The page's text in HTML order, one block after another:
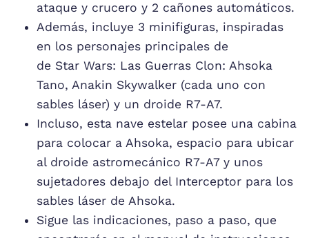
ataque y crucero y 2 cañones automáticos.
Además, incluye 3 minifiguras, inspiradas
en los personajes principales de
de Star Wars: Las Guerras Clon: Ahsoka
Tano, Anakin Skywalker (cada uno con
sables láser) y un droide R7-A7.
Incluso, esta nave estelar posee una cabina
para colocar a Ahsoka, espacio para ubicar
al droide astromecánico R7-A7 y unos
sujetadores debajo del Interceptor para los
sables láser de Ahsoka.
Sigue las indicaciones, paso a paso, que